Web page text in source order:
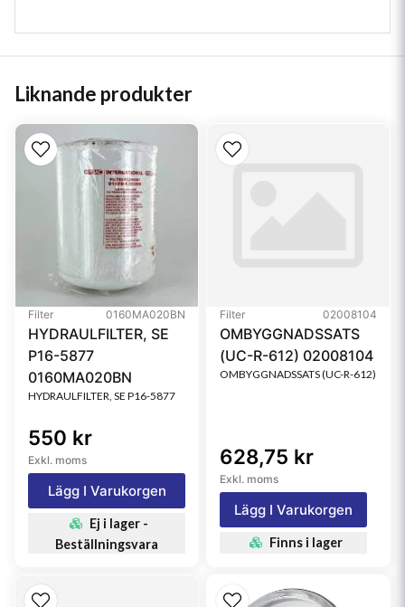
Liknande produkter
Filter 0160MA020BN
HYDRAULFILTER, SE
P16-5877
0160MA020BN
HYDRAULFILTER, SE P16-5877
550 kr
Exkl. moms
Lägg I Varukorgen
Ej i lager -
Beställningsvara
Filter 02008104
OMBYGGNADSSATS
(UC-R-612) 02008104
OMBYGGNADSSATS (UC-R-612)
628,75 kr
Exkl. moms
Lägg I Varukorgen
Finns i lager